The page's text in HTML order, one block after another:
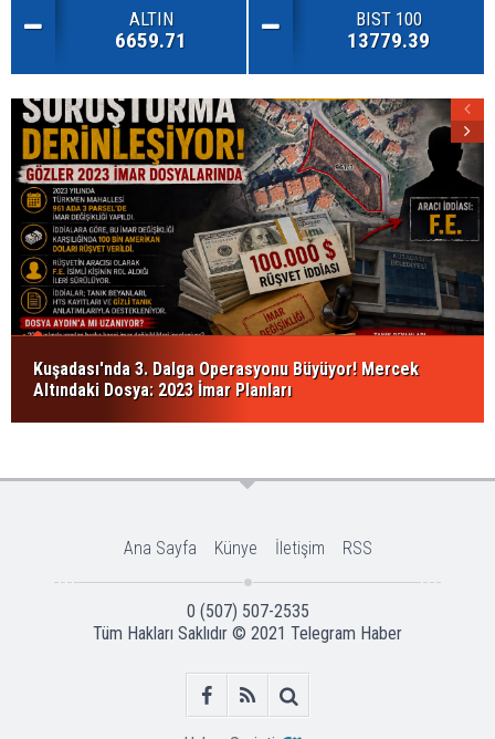
ALTIN
6659.71
BIST 100
13779.39
Kuşadası'nda 3. Dalga Operasyonu Büyüyor! Mercek
Altındaki Dosya: 2023 İmar Planları
Ana Sayfa Künye İletişim RSS
0 (507) 507-2535
Tüm Hakları Saklıdır © 2021 Telegram Haber